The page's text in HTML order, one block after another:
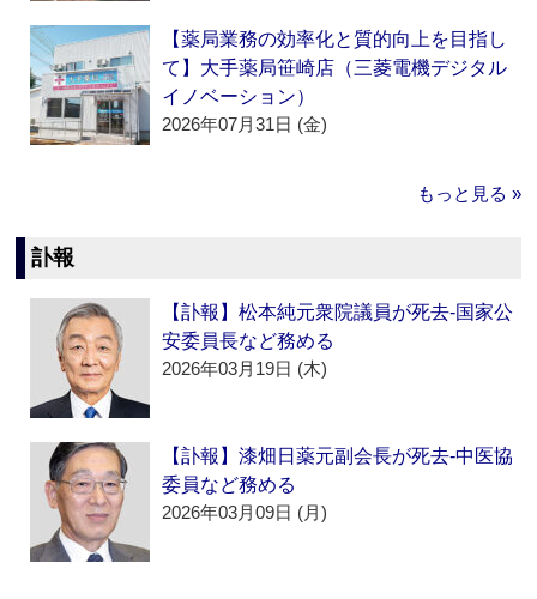
【薬局業務の効率化と質的向上を目指し
て】大手薬局笹崎店（三菱電機デジタル
イノベーション）
2026年07月31日 (金)
もっと見る »
訃報
【訃報】松本純元衆院議員が死去‐国家公
安委員長など務める
2026年03月19日 (木)
【訃報】漆畑日薬元副会長が死去‐中医協
委員など務める
2026年03月09日 (月)